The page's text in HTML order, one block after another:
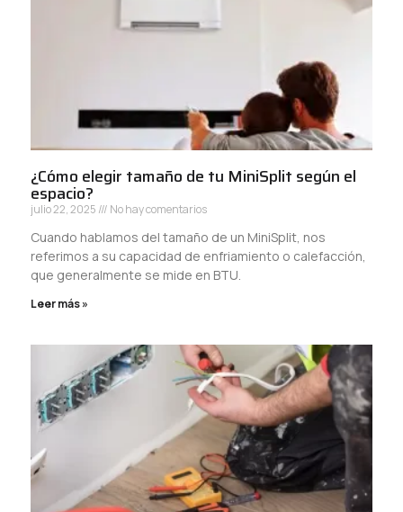
¿Cómo elegir tamaño de tu MiniSplit según el
espacio?
julio 22, 2025 No hay comentarios
Cuando hablamos del tamaño de un MiniSplit, nos
referimos a su capacidad de enfriamiento o calefacción,
que generalmente se mide en BTU.
Leer más »